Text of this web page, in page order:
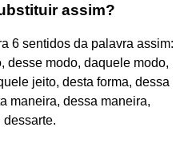
assim?
6 sentidos da palavra assim:
desse modo, daquele modo,
jeito, desta forma, dessa
maneira, dessa maneira,
dessarte.